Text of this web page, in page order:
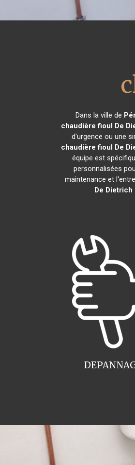
Dans la ville de
chaudière fioul De
d'urgence ou une
chaudière fioul De
équipe est
personnalisées
maintenance et
De Dietrich